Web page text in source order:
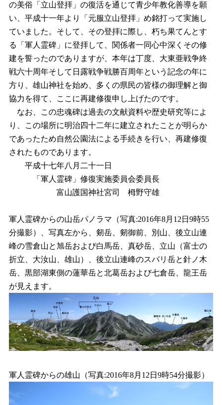
の美俗「立山登拝」の復活を通じて青少年教化善導を願
い、平成十一年より「元服立山登拝」め銘打って実施し
ていました。そして、その登拝に際し、朽ち果てんとす
る「軍人霊碑」に登拝して、関係者一同心中深くその修
建を誓ったのでありますが、本年は丁度、大東亜戦争終
戦六十周年そして日露戦争戦勝百周年という記念の年に
方り、雄山神社を始め、多くの県民の皆様の御理解と御
協力を得て、ここに再建修復申し上げたのです。
なお、この忠魂碑は過去の文献資料や歴史研究等によ
り、この場所に明治四十二年に建立されたことが明らか
であったため自然公園法による手続きを行い、再建修復
されたものであります。
平成十七年八月二十一日
「軍人霊碑」修復実施委員会委員長
富山護国神社宮司 栂野守雄
軍人霊碑からの山岳パノラマ（写真:2016年8月12日9時55
分撮影）、写真左から、剱岳、剱御前、別山、後立山連
峰の雪倉山と旭岳および白馬岳、真砂岳、立山（富士の
折立、大汝山、雄山）、後立山連峰のスバリ岳と針ノ木
岳、黒部湖東側の蓮華岳と北葛岳および七倉岳、龍王岳
が見えます。
軍人霊碑からの雄山（写真:2016年8月12日9時54分撮影）